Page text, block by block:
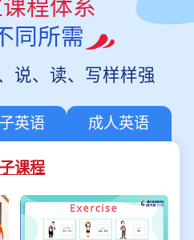
程体系
同所需
说、读、写样样强
英语 成人英语
课程